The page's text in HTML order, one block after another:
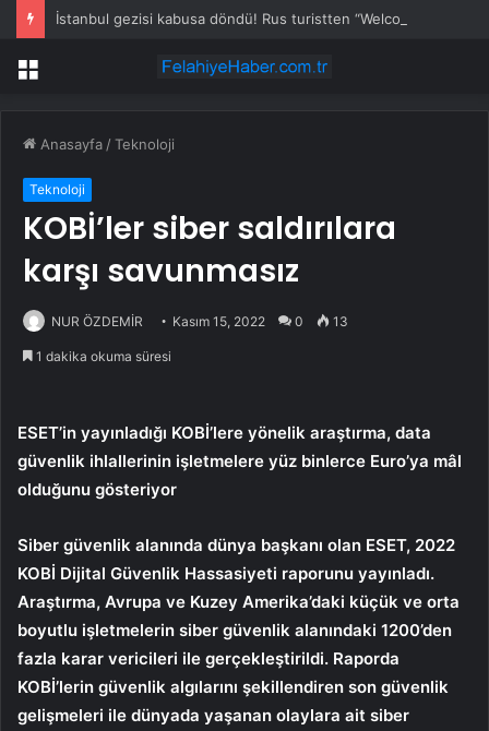
Menü
Anasayfa /Teknoloji
Teknoloji
KOBİ’ler siber saldırılara
karşı savunmasız
NUR ÖZDEMİR Kasım 15, 2022 0 13
1 dakika okuma süresi
ESET’in yayınladığı KOBİ’lere yönelik araştırma, data
güvenlik ihlallerinin işletmelere yüz binlerce Euro’ya mâl
olduğunu gösteriyor
Siber güvenlik alanında dünya başkanı olan ESET, 2022
KOBİ Dijital Güvenlik Hassasiyeti raporunu yayınladı.
Araştırma, Avrupa ve Kuzey Amerika’daki küçük ve orta
boyutlu işletmelerin siber güvenlik alanındaki 1200’den
fazla karar vericileri ile gerçekleştirildi. Raporda
KOBİ’lerin güvenlik algılarını şekillendiren son güvenlik
gelişmeleri ile dünyada yaşanan olaylara ait siber